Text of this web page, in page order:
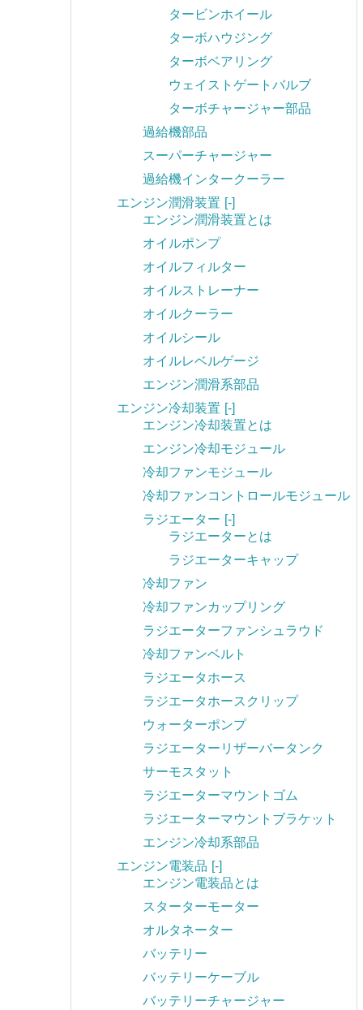
タービンホイール
ターボハウジング
ターボベアリング
ウェイストゲートバルブ
ターボチャージャー部品
過給機部品
スーパーチャージャー
過給機インタークーラー
エンジン潤滑装置 [-]
エンジン潤滑装置とは
オイルポンプ
オイルフィルター
オイルストレーナー
オイルクーラー
オイルシール
オイルレベルゲージ
エンジン潤滑系部品
エンジン冷却装置 [-]
エンジン冷却装置とは
エンジン冷却モジュール
冷却ファンモジュール
冷却ファンコントロールモジュール
ラジエーター [-]
ラジエーターとは
ラジエーターキャップ
冷却ファン
冷却ファンカップリング
ラジエーターファンシュラウド
冷却ファンベルト
ラジエータホース
ラジエータホースクリップ
ウォーターポンプ
ラジエーターリザーバータンク
サーモスタット
ラジエーターマウントゴム
ラジエーターマウントブラケット
エンジン冷却系部品
エンジン電装品 [-]
エンジン電装品とは
スターターモーター
オルタネーター
バッテリー
バッテリーケーブル
バッテリーチャージャー